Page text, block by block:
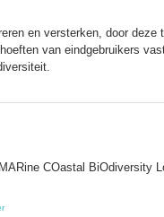
en versterken, door deze
van eindgebruikers
COastal BiOdiversity